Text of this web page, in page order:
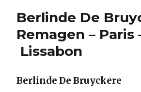
Berlinde De
Remagen – Paris
Lissabon
Berlinde De Bruyckere